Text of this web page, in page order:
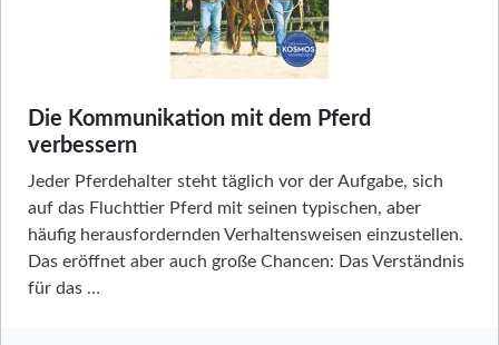
Die Kommunikation mit dem Pferd
verbessern
Jeder Pferdehalter steht täglich vor der Aufgabe, sich
auf das Fluchttier Pferd mit seinen typischen, aber
häufig herausfordernden Verhaltensweisen einzustellen.
Das eröffnet aber auch große Chancen: Das Verständnis
für das …